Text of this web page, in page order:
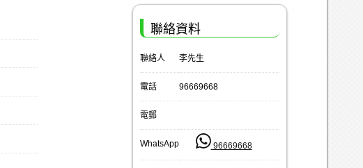
聯絡資料
聯絡人 李先生
電話 96669668
電郵
WhatsApp 96669668